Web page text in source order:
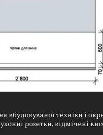
вбудовуваної техніки і
розетки, відмічені